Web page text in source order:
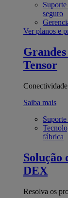
seguro
Ver planos e
Tensor
Saiba mais
fábrica
Solução
DEX
Resolva os